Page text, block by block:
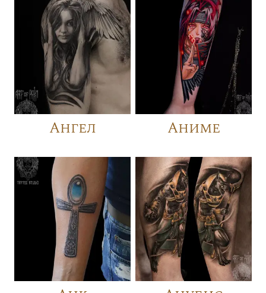
Ангел Аниме